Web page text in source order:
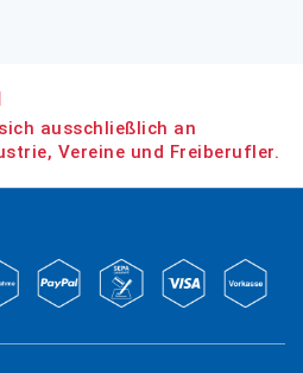
ausschließlich an
Vereine und Freiberufler.